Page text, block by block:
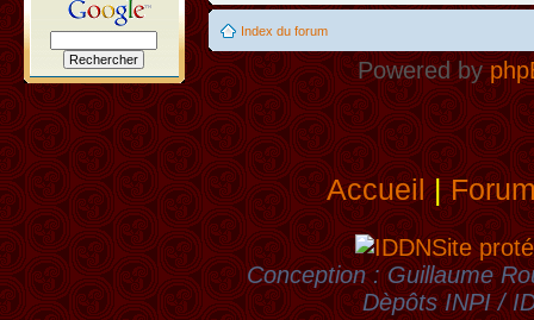
Index du forum
Powered by
Accueil|
Site
Conception : Guillaume
Dèpôts INPI /